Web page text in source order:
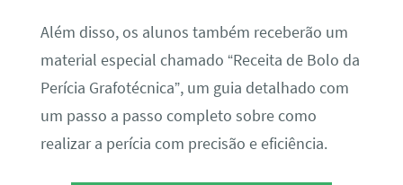
Além disso, os alunos também receberão um
material especial chamado “Receita de Bolo da
Perícia Grafotécnica”, um guia detalhado com
um passo a passo completo sobre como
realizar a perícia com precisão e eficiência.